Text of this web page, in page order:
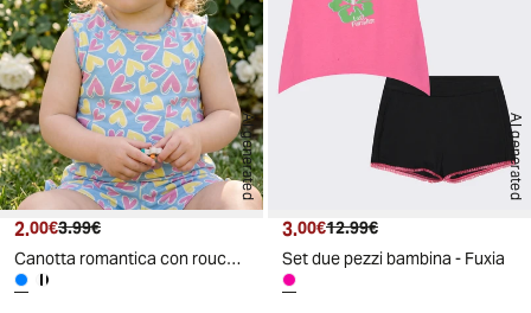
AI generated
Prezzo attuale
2.00€ Prezzo originale
3.99€
Canotta romantica con rouches in jersey - Azzurro
AI generated
Prezzo attuale
3.00€ Prezzo originale
12.99€
Set due pezzi bambina - Fuxia